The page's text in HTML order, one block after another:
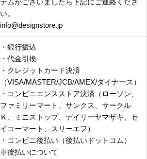
テムがございましたら下記にご連絡くださ
い。
info@designstore.jp
・銀行振込
・代金引換
・クレジットカード決済
（VISA/MASTER/JCB/AMEX/ダイナース）
・コンビニエンスストア決済（ローソン、
ファミリーマート、サンクス、サークル
Ｋ、ミニストップ、デイリーヤマザキ、セ
イコーマート、スリーエフ）
・コンビニ後払い（後払いドットコム）
※後払いについて